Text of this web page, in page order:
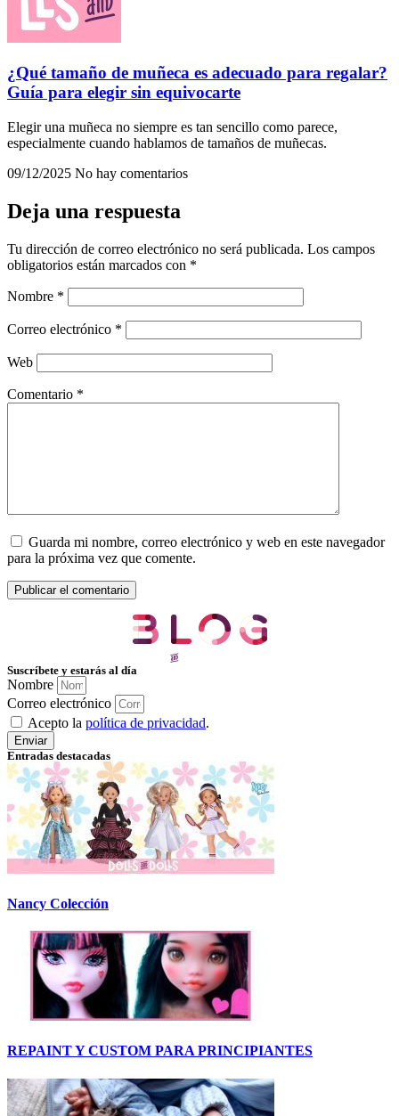
¿Qué tamaño de muñeca es adecuado para regalar?
Guía para elegir sin equivocarte
Elegir una muñeca no siempre es tan sencillo como parece,
especialmente cuando hablamos de tamaños de muñecas.
09/12/2025 No hay comentarios
Deja una respuesta
Tu dirección de correo electrónico no será publicada. Los campos
obligatorios están marcados con *
Nombre *
Correo electrónico *
Web
Comentario *
Guarda mi nombre, correo electrónico y web en este navegador
para la próxima vez que comente.
Suscríbete y estarás al día
Nombre
Correo electrónico
Acepto la política de privacidad.
Enviar
Entradas destacadas
Nancy Colección
REPAINT Y CUSTOM PARA PRINCIPIANTES